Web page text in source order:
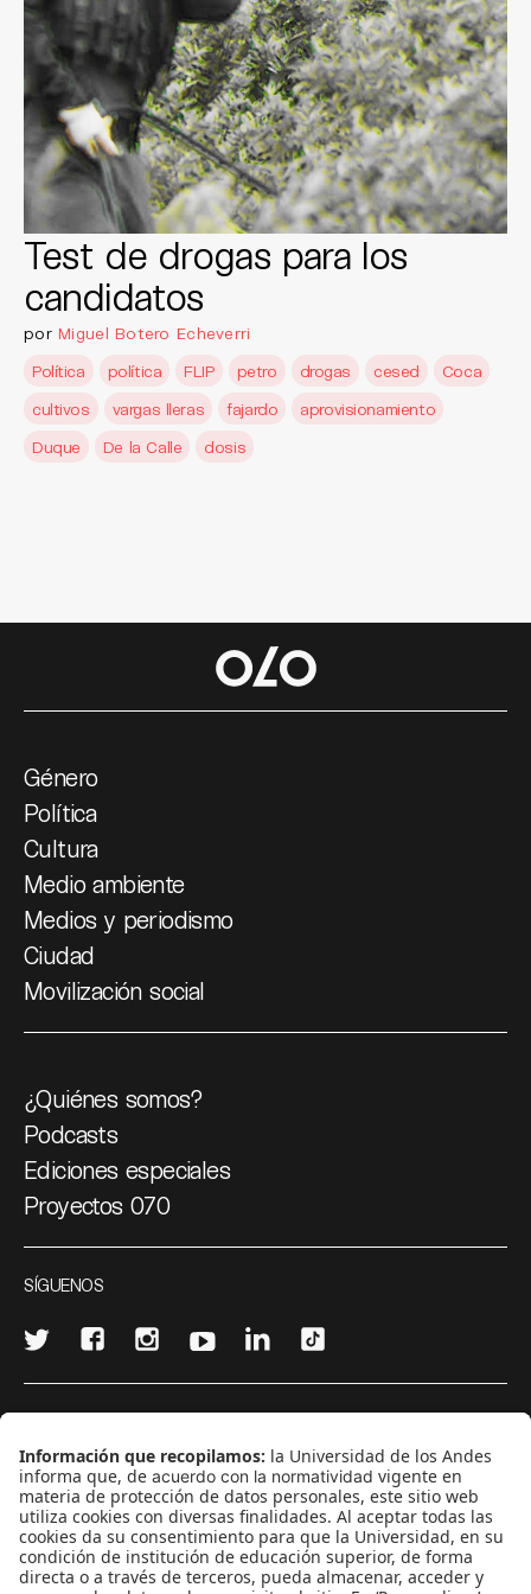
Test de drogas para los
candidatos
por Miguel Botero Echeverri
Política
política FLIP petro drogas cesed
Coca
cultivos
vargas lleras fajardo
aprovisionamiento
Duque
De la Calle dosis
Género
Política
Cultura
Medio ambiente
Medios y periodismo
Ciudad
Movilización social
¿Quiénes somos?
Podcasts
Ediciones especiales
Proyectos 070
SÍGUENOS
CONTÁCTANOS
cerosetenta@uniandes.edu.co
BOGOTÁ, COLOMBIA